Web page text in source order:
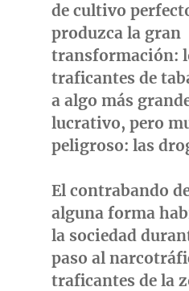
de cultivo
produzca la gran
transformación:
traficantes de
a algo más
lucrativo, pero
peligroso: las
El contrabando
alguna forma
la sociedad
paso al
traficantes de la